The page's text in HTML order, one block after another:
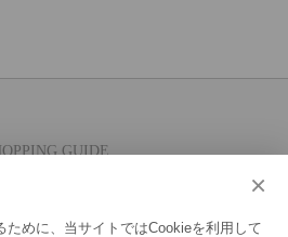
GUIDE
×
ために、当サイトではCookieを利用して